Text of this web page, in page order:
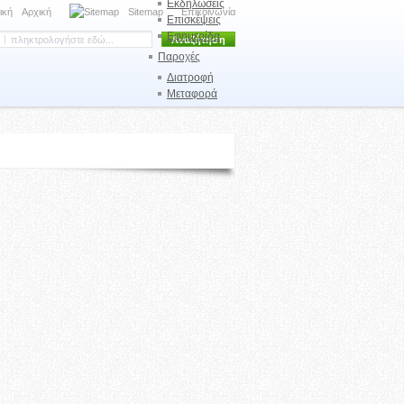
Αρχική Sitemap Επικοινωνία
Εκδηλώσεις
Επισκέψεις
Εφημερίδα
Παροχές
Διατροφή
Μεταφορά